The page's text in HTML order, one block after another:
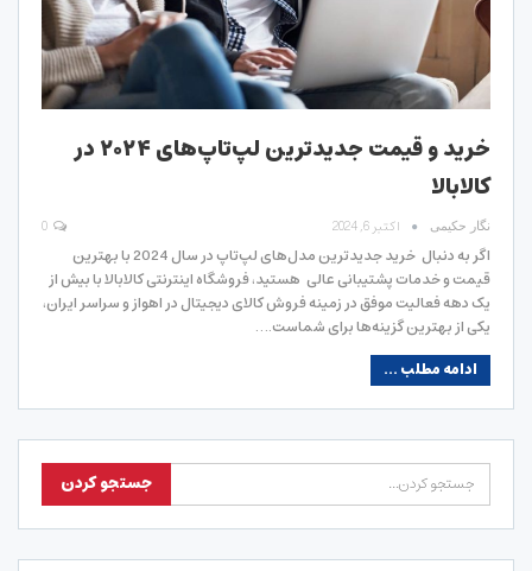
خرید و قیمت جدیدترین لپ‌تاپ‌های ۲۰۲۴ در
کالابالا
نگار حکیمی اکتبر 6, 2024
اگر به دنبال خرید جدیدترین مدل‌های لپ‌تاپ در سال 2024 با بهترین
قیمت و خدمات پشتیبانی عالی هستید، فروشگاه اینترنتی کالابالا با بیش از
یک دهه فعالیت موفق در زمینه فروش کالای دیجیتال در اهواز و سراسر ایران،
یکی از بهترین گزینه‌ها برای شماست.…
ادامه مطلب ...